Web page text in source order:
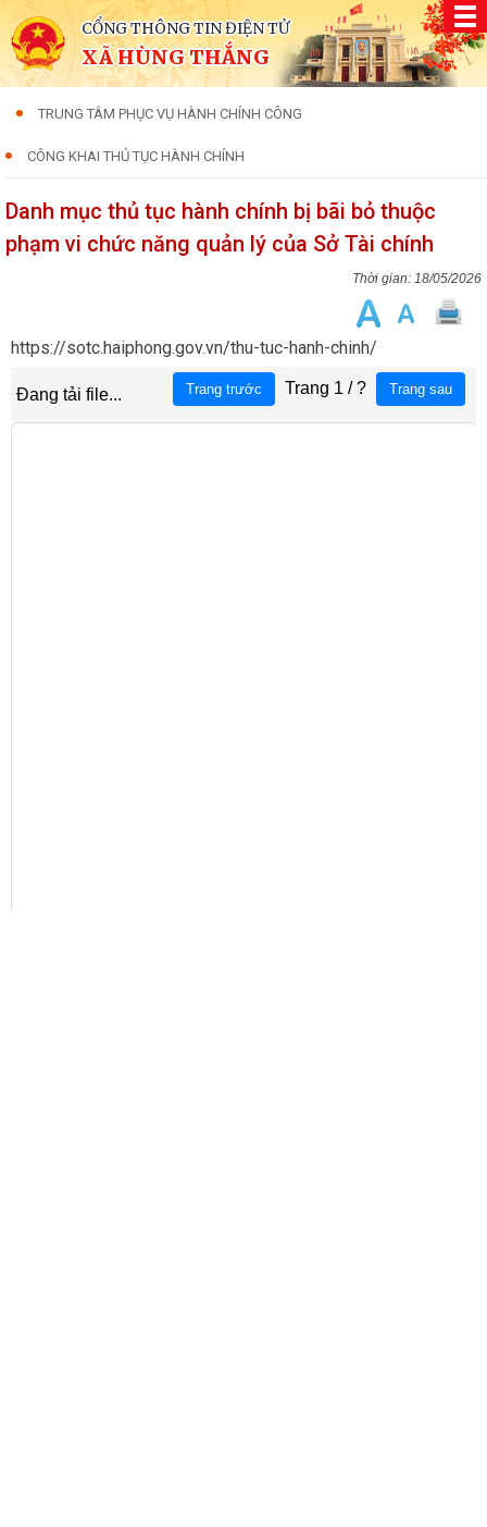
CỔNG THÔNG TIN ĐIỆN TỬ
XÃ HÙNG THẮNG
TRUNG TÂM PHỤC VỤ HÀNH CHÍNH CÔNG
CÔNG KHAI THỦ TỤC HÀNH CHÍNH
Danh mục thủ tục hành chính bị bãi bỏ thuộc
phạm vi chức năng quản lý của Sở Tài chính
18/05/2026
https://sotc.haiphong.gov.vn/thu-tuc-hanh-chinh/